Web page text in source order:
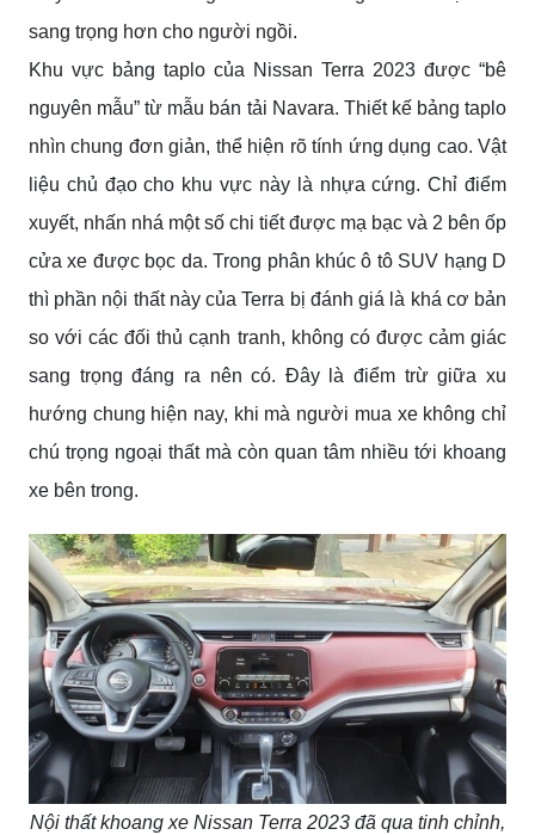
sang trọng hơn cho người ngồi.
Khu vực bảng taplo của Nissan Terra 2023 được “bê
nguyên mẫu” từ mẫu bán tải Navara. Thiết kế bảng taplo
nhìn chung đơn giản, thể hiện rõ tính ứng dụng cao. Vật
liệu chủ đạo cho khu vực này là nhựa cứng. Chỉ điểm
xuyết, nhấn nhá một số chi tiết được mạ bạc và 2 bên ốp
cửa xe được bọc da. Trong phân khúc ô tô SUV hạng D
thì phần nội thất này của Terra bị đánh giá là khá cơ bản
so với các đối thủ cạnh tranh, không có được cảm giác
sang trọng đáng ra nên có. Đây là điểm trừ giữa xu
hướng chung hiện nay, khi mà người mua xe không chỉ
chú trọng ngoại thất mà còn quan tâm nhiều tới khoang
xe bên trong.
Nội thất khoang xe Nissan Terra 2023 đã qua tinh chỉnh,